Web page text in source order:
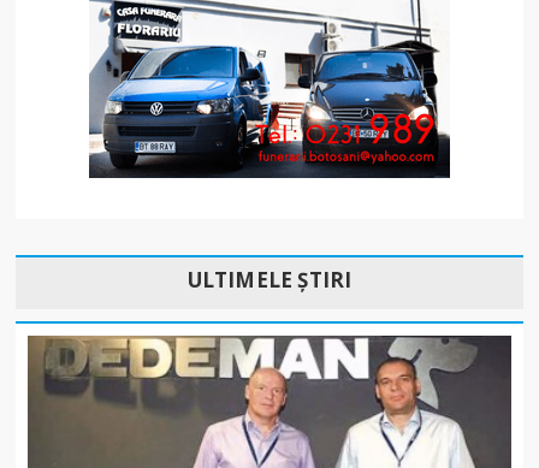
ULTIMELE ȘTIRI